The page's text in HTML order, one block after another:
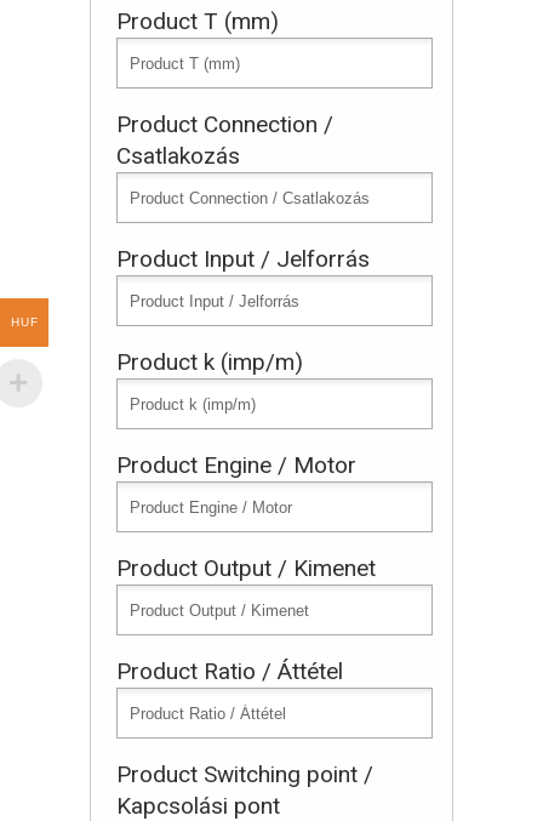
Product T (mm)
Product Connection /
Csatlakozás
Product Input / Jelforrás
Product k (imp/m)
Product Engine / Motor
Product Output / Kimenet
Product Ratio / Áttétel
Product Switching point /
Kapcsolási pont
HUF